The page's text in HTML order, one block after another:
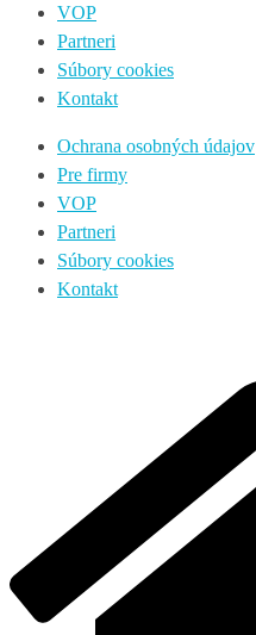
VOP
Partneri
Súbory cookies
Kontakt
Ochrana osobných údajov
Pre firmy
VOP
Partneri
Súbory cookies
Kontakt